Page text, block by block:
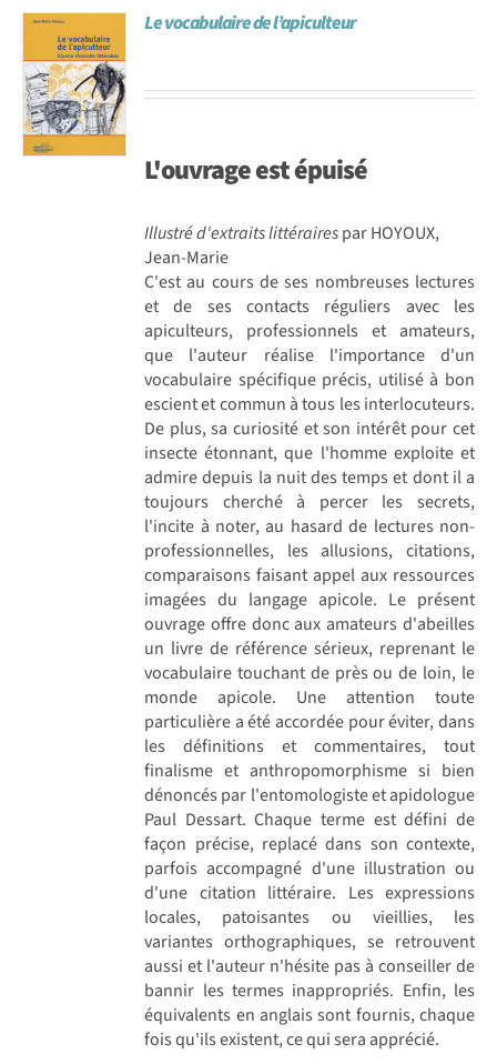
Achat en ligne
Panier WooCommerce
Le vocabulaire de l’apiculteur
L'ouvrage estépuisé
Illustré d'extraits littérairespar HOYOUX,
Jean-Marie
C'est au cours de ses nombreuses lectures
et de ses contacts réguliers avec les
apiculteurs, professionnels et amateurs,
que l'auteur réalise l'importance d'un
vocabulaire spécifique précis, utilisé à bon
escient et commun à tous les interlocuteurs.
De plus, sa curiosité et son intérêt pour cet
insecte étonnant, que l'homme exploite et
admire depuis la nuit des temps et dont il a
toujours cherché à percer les secrets,
l'incite à noter, au hasard de lectures non-
professionnelles, les allusions, citations,
comparaisons faisant appel aux ressources
imagées du langage apicole. Le présent
ouvrage offre donc aux amateurs d'abeilles
un livre de référence sérieux, reprenant le
vocabulaire touchant de près ou de loin, le
monde apicole. Une attention toute
particulière a été accordée pour éviter, dans
les définitions et commentaires, tout
finalisme et anthropomorphisme si bien
dénoncés par l'entomologiste et apidologue
Paul Dessart. Chaque terme est défini de
façon précise, replacé dans son contexte,
parfois accompagné d'une illustration ou
d'une citation littéraire. Les expressions
locales, patoisantes ou vieillies, les
variantes orthographiques, se retrouvent
aussi et l'auteur n'hésite pas à conseiller de
bannir les termes inappropriés. Enfin, les
équivalents en anglais sont fournis, chaque
fois qu'ils existent, ce qui sera apprécié.